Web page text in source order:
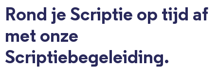
Rond je Scriptie op tijd af
met onze
Scriptiebegeleiding.